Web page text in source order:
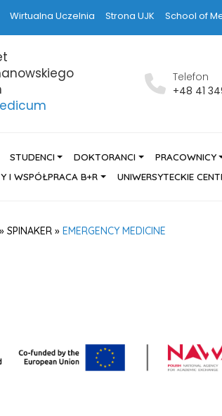
Wirtualna Uczelnia Strona UJK School of
Telefon
+48 41
STUDENCI DOKTORANCI PRACOWNICY
I WSPÓŁPRACA B+R
UNIWERSYTECKIE
» SPINAKER » EMERGENCY MEDICINE